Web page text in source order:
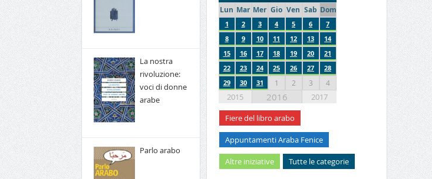
La nostra
rivoluzione:
voci di donne
arabe
Parlo arabo
Lun Mar Mer Gio Ven Sab Dom
1 2 3 4 5 6
7
8
9 10 11 12 13
14
15
16 17 18 19 20
21
22
23 24 25 26 27
28
29
30 31 1 2 3 4
2015 2016
2017
Fiere del libro arabo
Appuntamenti Araba Fenice
Altre iniziative Tutte le categorie